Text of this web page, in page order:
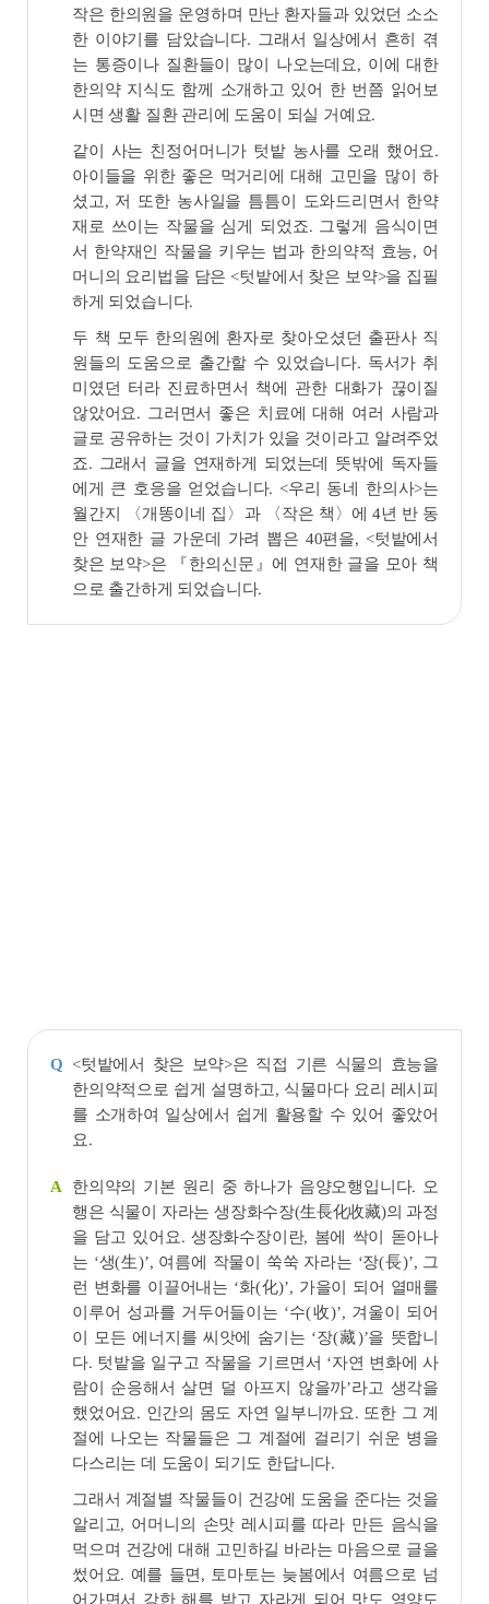
작은 한의원을 운영하며 만난 환자들과 있었던 소소
한 이야기를 담았습니다. 그래서 일상에서 흔히 겪
는 통증이나 질환들이 많이 나오는데요, 이에 대한
한의약 지식도 함께 소개하고 있어 한 번쯤 읽어보
시면 생활 질환 관리에 도움이 되실 거예요.
같이 사는 친정어머니가 텃밭 농사를 오래 했어요.
아이들을 위한 좋은 먹거리에 대해 고민을 많이 하
셨고, 저 또한 농사일을 틈틈이 도와드리면서 한약
재로 쓰이는 작물을 심게 되었죠. 그렇게 음식이면
서 한약재인 작물을 키우는 법과 한의약적 효능, 어
머니의 요리법을 담은 <텃밭에서 찾은 보약>을 집필
하게 되었습니다.
두 책 모두 한의원에 환자로 찾아오셨던 출판사 직
원들의 도움으로 출간할 수 있었습니다. 독서가 취
미였던 터라 진료하면서 책에 관한 대화가 끊이질
않았어요. 그러면서 좋은 치료에 대해 여러 사람과
글로 공유하는 것이 가치가 있을 것이라고 알려주었
죠. 그래서 글을 연재하게 되었는데 뜻밖에 독자들
에게 큰 호응을 얻었습니다. <우리 동네 한의사>는
월간지 〈개똥이네 집〉과 〈작은 책〉에 4년 반 동
안 연재한 글 가운데 가려 뽑은 40편을, <텃밭에서
찾은 보약>은 『한의신문』에 연재한 글을 모아 책
으로 출간하게 되었습니다.
Q
<텃밭에서 찾은 보약>은 직접 기른 식물의 효능을
한의약적으로 쉽게 설명하고, 식물마다 요리 레시피
를 소개하여 일상에서 쉽게 활용할 수 있어 좋았어
요.
A 한의약의 기본 원리 중 하나가 음양오행입니다. 오
행은 식물이 자라는 생장화수장(生長化收藏)의 과정
을 담고 있어요. 생장화수장이란, 봄에 싹이 돋아나
는 ‘생(生)’, 여름에 작물이 쑥쑥 자라는 ‘장(長)’, 그
런 변화를 이끌어내는 ‘화(化)’, 가을이 되어 열매를
이루어 성과를 거두어들이는 ‘수(收)’, 겨울이 되어
이 모든 에너지를 씨앗에 숨기는 ‘장(藏)’을 뜻합니
다. 텃밭을 일구고 작물을 기르면서 ‘자연 변화에 사
람이 순응해서 살면 덜 아프지 않을까’라고 생각을
했었어요. 인간의 몸도 자연 일부니까요. 또한 그 계
절에 나오는 작물들은 그 계절에 걸리기 쉬운 병을
다스리는 데 도움이 되기도 한답니다.
그래서 계절별 작물들이 건강에 도움을 준다는 것을
알리고, 어머니의 손맛 레시피를 따라 만든 음식을
먹으며 건강에 대해 고민하길 바라는 마음으로 글을
썼어요. 예를 들면, 토마토는 늦봄에서 여름으로 넘
어가면서 강한 해를 받고 자라게 되어 맛도 영양도